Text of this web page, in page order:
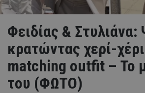
Φειδίας &
κρατώντας χερί-
matching outfit – Το
του (ΦΩΤΟ)